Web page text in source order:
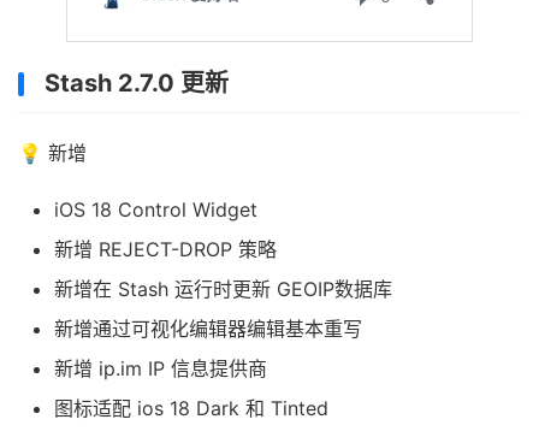
Stash 2.7.0 更新
💡 新增
iOS 18 Control Widget
新增 REJECT-DROP 策略
新增在 Stash 运行时更新 GEOIP数据库
新增通过可视化编辑器编辑基本重写
新增 ip.im IP 信息提供商
图标适配 ios 18 Dark 和 Tinted